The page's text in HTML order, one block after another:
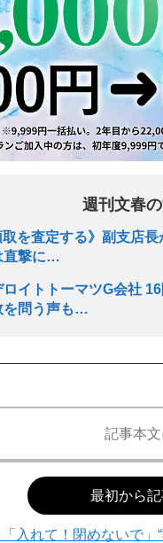
週刊文春
取を査定する》副支店
直撃に…
ロイトトーマツG会社
を問う声も…
記事本
最初から
入れて！閉めないで」